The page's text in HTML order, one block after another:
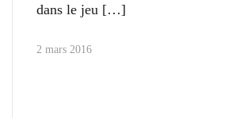
dans le jeu
2 mars 2016